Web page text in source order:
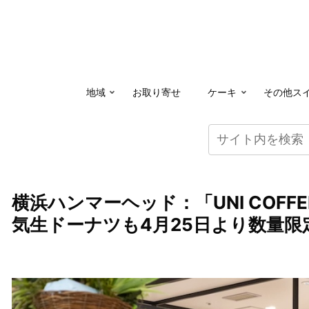
地域 お取り寄せ ケーキ その他ス
横浜ハンマーヘッド：「UNI
気生ドーナツも4月25日より数量限